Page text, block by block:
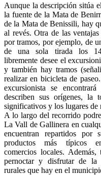
Aunque la descripción sitúa
la fuente de la Mata de
de la Mata de Benissili, hay
al revés. Otra de las
por tramos, por ejemplo, de
de una sola tirada los
libremente desee el
y también hay tramos
realizar en bicicleta de
excursionista se
describen sus orígenes, la
significativos y los lugares de
A lo largo del recorrido
La Vall de Gallinera en
encuentran repartidos
productos más típicos
comercios locales.
pernoctar y disfrutar de la
rurales que hay en el